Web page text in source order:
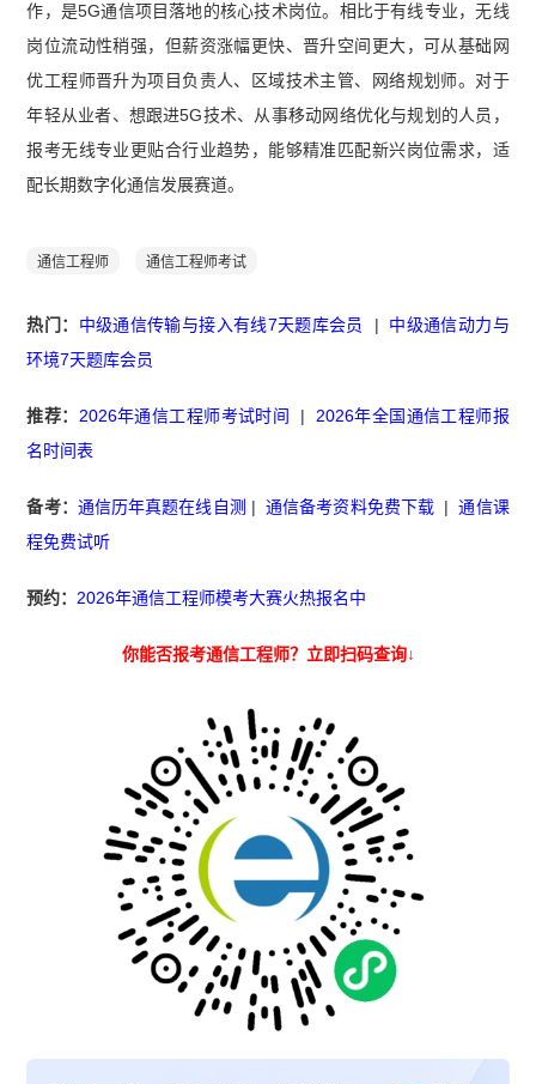
作，是5G通信项目落地的核心技术岗位。相比于有线专业，无线
岗位流动性稍强，但薪资涨幅更快、晋升空间更大，可从基础网
优工程师晋升为项目负责人、区域技术主管、网络规划师。对于
年轻从业者、想跟进5G技术、从事移动网络优化与规划的人员，
报考无线专业更贴合行业趋势，能够精准匹配新兴岗位需求，适
配长期数字化通信发展赛道。
通信工程师 通信工程师考试
热门： 中级通信传输与接入有线7天题库会员 | 中级通信动力与
环境7天题库会员
推荐： 2026年通信工程师考试时间 | 2026年全国通信工程师报
名时间表
备考： 通信历年真题在线自测 |通信备考资料免费下载 |通信课
程免费试听
预约： 2026年通信工程师模考大赛火热报名中
你能否报考通信工程师？立即扫码查询↓